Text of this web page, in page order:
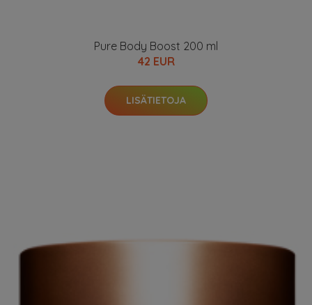
Pure Body Boost 200 ml
42 EUR
LISÄTIETOJA